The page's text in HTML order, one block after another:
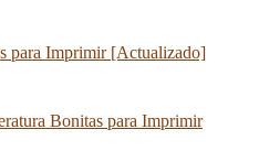
para Imprimir [Actualizado]
Bonitas para Imprimir